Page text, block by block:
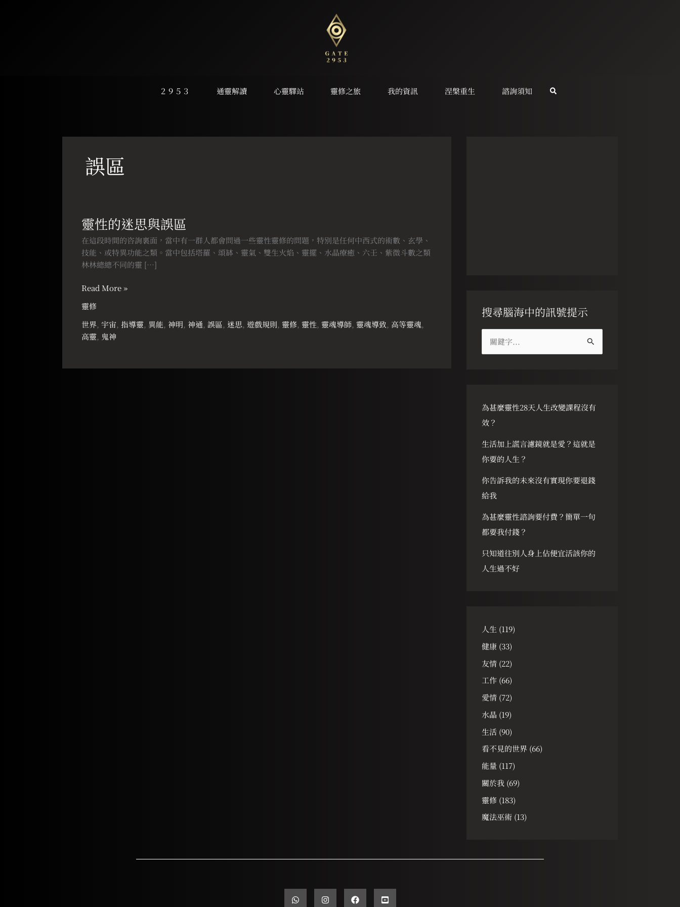
２９５３ 通靈解讀 心靈驛站 靈修之旅 我的資訊 涅槃重生 諮詢須知
誤區
靈性的迷思與誤區
在這段時間的咨詢裏面，當中有一群人都會問過一些靈性靈修的問題，特別是任何中西式的術數、玄學、
技能、或特異功能之類。當中包括塔羅、頌缽、靈氣、雙生火焰、靈擺、水晶療癒、六壬、紫微斗數之類
林林總總不同的靈 […]
的
迷
思
與
區
Read More »
靈修
世界,宇宙,指導靈, 異能,神明,神通,誤區, 迷思, 遊戲規則,靈修,靈性,靈魂導師,靈魂導致, 高等靈魂,
高靈, 鬼神
搜尋腦海中的訊號提示
字
:
為甚麼靈性28天人生改變課程沒有
效？
生活加上謊言濾鏡就是愛？這就是
你要的人生？
你告訴我的未來沒有實現你要退錢
給我
為甚麼靈性諮詢要付費？簡單一句
都要我付錢？
只知道往別人身上佔便宜活該你的
人生過不好
人生 (119)
健康(33)
友情(22)
工作(66)
愛情(72)
水晶 (19)
生活(90)
看不見的世界(66)
能量 (117)
關於我(69)
靈修(183)
魔法巫術(13)